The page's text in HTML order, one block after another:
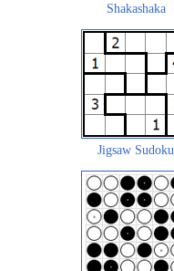
Shakashaka
Jigsaw Sudoku